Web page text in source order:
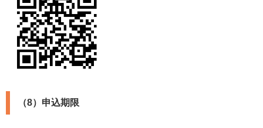
（8）申込期限